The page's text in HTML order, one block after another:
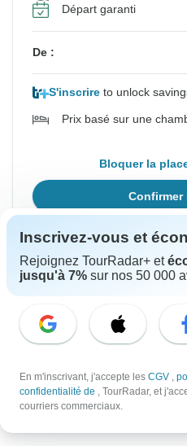
À partir de
Départ garanti
De :
S'inscrire to unlock
Prix basé sur une
Bloquer la
Confirmer
Confirmation
À partir du Mardi
11 mai, 2027
Anglais
Départ garanti
De :
Inscrivez-vous et
Rejoignez TourRadar+ et
jusqu'à 7% sur nos 50 000
En m'inscrivant, j'accepte les CGV ,
confidentialité de , TourRadar, et
courriers commerciaux.